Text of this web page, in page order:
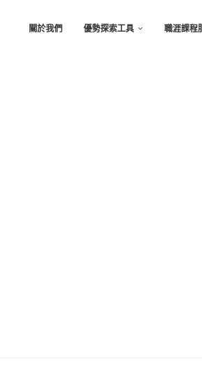
關於我們 優勢探索工具 職涯課程